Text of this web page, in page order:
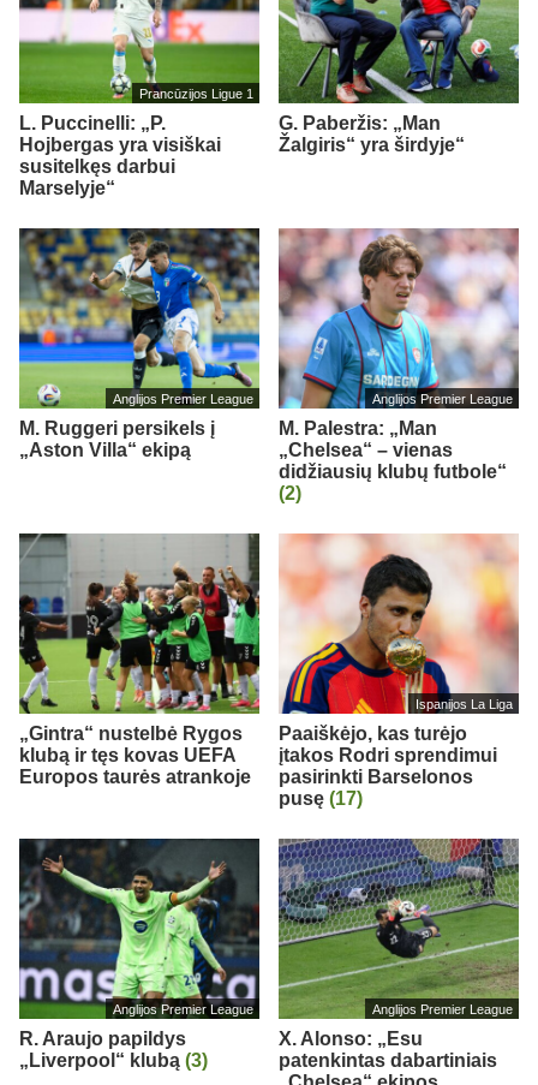
Prancūzijos Ligue 1
L. Puccinelli: „P.
Hojbergas yra visiškai
susitelkęs darbui
Marselyje“
G. Paberžis: „Man
Žalgiris“ yra širdyje“
Anglijos Premier League
M. Ruggeri persikels į
„Aston Villa“ ekipą
Anglijos Premier League
M. Palestra: „Man
„Chelsea“ – vienas
didžiausių klubų futbole“
(2)
„Gintra“ nustelbė Rygos
klubą ir tęs kovas UEFA
Europos taurės atrankoje
Ispanijos La Liga
Paaiškėjo, kas turėjo
įtakos Rodri sprendimui
pasirinkti Barselonos
pusę (17)
Anglijos Premier League
R. Araujo papildys
„Liverpool“ klubą (3)
Anglijos Premier League
X. Alonso: „Esu
patenkintas dabartiniais